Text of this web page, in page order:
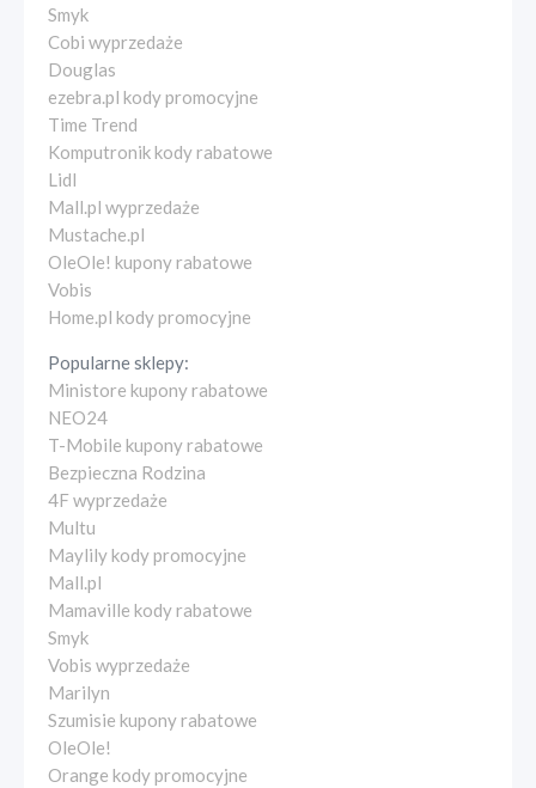
Smyk
Cobi wyprzedaże
Douglas
ezebra.pl kody promocyjne
Time Trend
Komputronik kody rabatowe
Lidl
Mall.pl wyprzedaże
Mustache.pl
OleOle! kupony rabatowe
Vobis
Home.pl kody promocyjne
Popularne sklepy:
Ministore kupony rabatowe
NEO24
T-Mobile kupony rabatowe
Bezpieczna Rodzina
4F wyprzedaże
Multu
Maylily kody promocyjne
Mall.pl
Mamaville kody rabatowe
Smyk
Vobis wyprzedaże
Marilyn
Szumisie kupony rabatowe
OleOle!
Orange kody promocyjne